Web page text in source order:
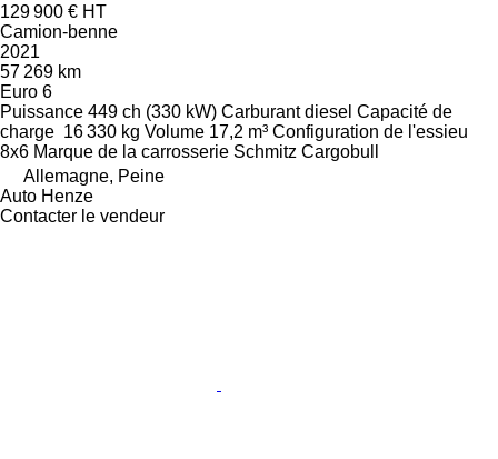
129 900 € HT
Camion-benne
2021
57 269 km
Euro 6
Puissance 449 ch (330 kW) Carburant diesel Capacité de
charge 16 330 kg Volume 17,2 m³ Configuration de l'essieu
8x6 Marque de la carrosserie Schmitz Cargobull
Allemagne, Peine
Auto Henze
Contacter le vendeur